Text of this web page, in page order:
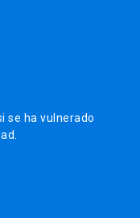
se ha vulnerado